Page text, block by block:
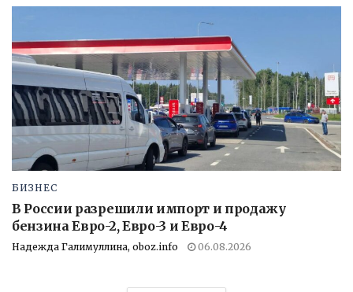
БИЗНЕС
В России разрешили импорт и продажу
бензина Евро-2, Евро-3 и Евро-4
Надежда Галимуллина, oboz.info 06.08.2026